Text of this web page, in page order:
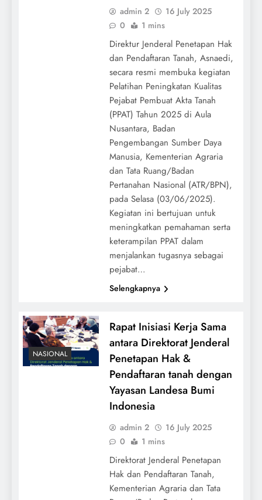
admin 2
16 July 2025
0
1 mins
Direktur Jenderal Penetapan Hak
dan Pendaftaran Tanah, Asnaedi,
secara resmi membuka kegiatan
Pelatihan Peningkatan Kualitas
Pejabat Pembuat Akta Tanah
(PPAT) Tahun 2025 di Aula
Nusantara, Badan
Pengembangan Sumber Daya
Manusia, Kementerian Agraria
dan Tata Ruang/Badan
Pertanahan Nasional (ATR/BPN),
pada Selasa (03/06/2025).
Kegiatan ini bertujuan untuk
meningkatkan pemahaman serta
keterampilan PPAT dalam
menjalankan tugasnya sebagai
pejabat…
Selengkapnya
NASIONAL
Rapat Inisiasi Kerja Sama
antara Direktorat Jenderal
Penetapan Hak &
Pendaftaran tanah dengan
Yayasan Landesa Bumi
Indonesia
admin 2
16 July 2025
0
1 mins
Direktorat Jenderal Penetapan
Hak dan Pendaftaran Tanah,
Kementerian Agraria dan Tata